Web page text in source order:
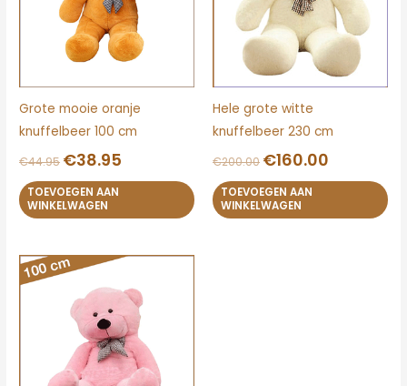
Grote mooie oranje
knuffelbeer 100 cm
€44.95 €38.95
TOEVOEGEN AAN
WINKELWAGEN
Hele grote witte
knuffelbeer 230 cm
€200.00 €160.00
TOEVOEGEN AAN
WINKELWAGEN
Oorspronkelijke
prijs
was:
€56.95.
Huidige
is:
€49.95.